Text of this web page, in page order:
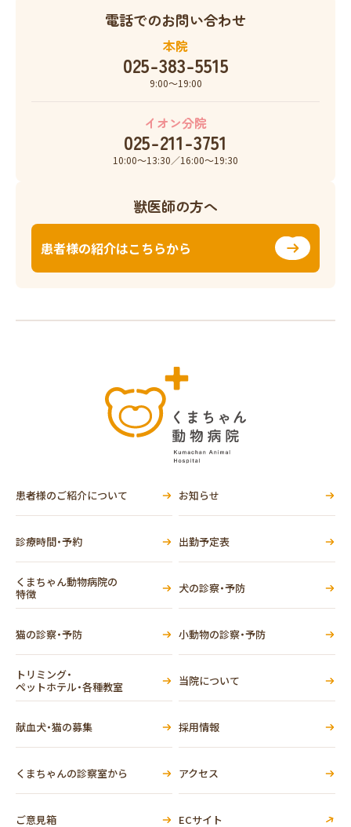
電話でのお問い合わせ
本院
025-383-5515
9:00〜19:00
イオン分院
025-211-3751
10:00〜13:30／16:00〜19:30
獣医師の方へ
患者様の紹介はこちらから
患者様のご紹介について お知らせ
診療時間・予約 出勤予定表
くまちゃん動物病院の
特徴
犬の診察・予防
猫の診察・予防 小動物の診察・予防
トリミング・
ペットホテル・各種教室
当院について
献血犬・猫の募集 採用情報
くまちゃんの診察室から アクセス
ご意見箱 ECサイト